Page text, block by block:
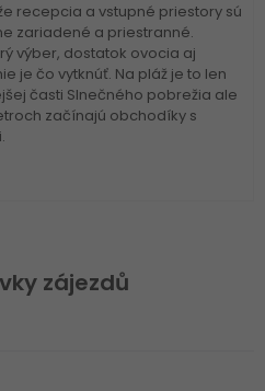
recepcia a vstupné priestory sú
zariadené a priestranné.
výber, dostatok ovocia aj
je čo vytknúť. Na pláž je to len
časti Slnečného pobrežia ale
začínajú obchodíky s
zájezdů